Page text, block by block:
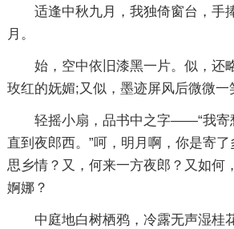
适逢中秋九月，我独倚窗台，手
月。
始，空中依旧漆黑一片。似，还
玫红的妩媚;又似，墨迹屏风后微微一
轻摇小扇，品书中之字——“我寄
直到夜郎西。”呵，明月啊，你是寄了
思乡情？又，何来一方夜郎？又如何
婀娜？
中庭地白树栖鸦，冷露无声湿桂